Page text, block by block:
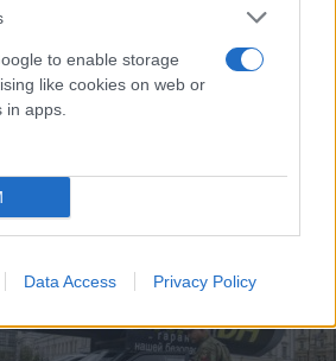
to enable storage
like cookies on web or
apps.
Data Access Privacy Policy